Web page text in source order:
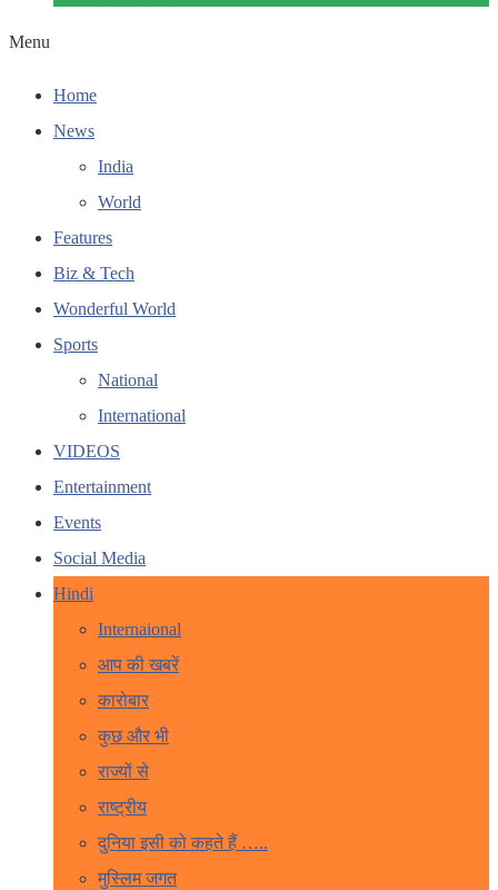
Menu
Home
News
India
World
Features
Biz & Tech
Wonderful World
Sports
National
International
VIDEOS
Entertainment
Events
Social Media
Hindi
Internaional
आप की खबरें
कारोबार
कुछ और भी
राज्यों से
राष्ट्रीय
दुनिया इसी को कहते हैं …..
मुस्लिम जगत